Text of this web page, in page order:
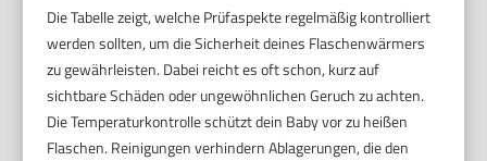
Die Tabelle zeigt, welche Prüfaspekte regelmäßig kontrolliert
werden sollten, um die Sicherheit deines Flaschenwärmers
zu gewährleisten. Dabei reicht es oft schon, kurz auf
sichtbare Schäden oder ungewöhnlichen Geruch zu achten.
Die Temperaturkontrolle schützt dein Baby vor zu heißen
Flaschen. Reinigungen verhindern Ablagerungen, die den